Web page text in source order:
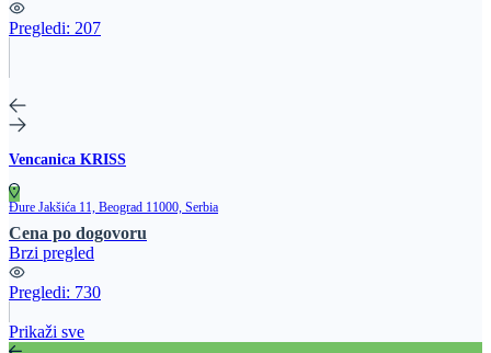
Pregledi: 207
Vencanica KRISS
Đure Jakšića 11, Beograd 11000, Serbia
Cena po dogovoru
Brzi pregled
Pregledi: 730
Prikaži sve